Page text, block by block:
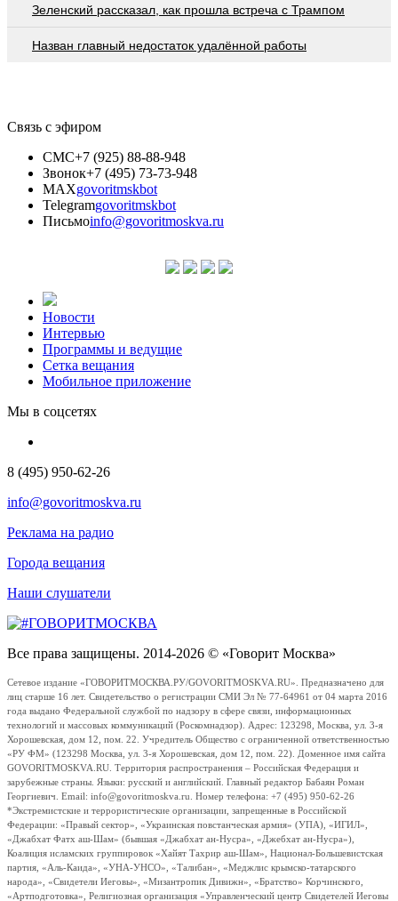
Зеленский рассказал, как прошла встреча с Трампом
Назван главный недостаток удалённой работы
Связь с эфиром
СМС+7 (925) 88-88-948
Звонок+7 (495) 73-73-948
MAXgovoritmskbot
Telegramgovoritmskbot
Письмоinfo@govoritmoskva.ru
Новости
Интервью
Программы и ведущие
Сетка вещания
Мобильное приложение
Мы в соцсетях
8 (495) 950-62-26
info@govoritmoskva.ru
Реклама на радио
Города вещания
Наши слушатели
Все права защищены. 2014-2026 © «Говорит Москва»
Сетевое издание «ГОВОРИТМОСКВА.РУ/GOVORITMOSKVA.RU». Предназначено для
лиц старше 16 лет. Свидетельство о регистрации СМИ Эл № 77-64961 от 04 марта 2016
года выдано Федеральной службой по надзору в сфере связи, информационных
технологий и массовых коммуникаций (Роскомнадзор). Адрес: 123298, Москва, ул. 3-я
Хорошевская, дом 12, пом. 22. Учредитель Общество с ограниченной ответственностью
«РУ ФМ» (123298 Москва, ул. 3-я Хорошевская, дом 12, пом. 22). Доменное имя сайта
GOVORITMOSKVA.RU. Территория распространения – Российская Федерация и
зарубежные страны. Языки: русский и английский. Главный редактор Бабаян Роман
Георгиевич. Email: info@govoritmoskva.ru. Номер телефона: +7 (495) 950-62-26
*Экстремистские и террористические организации, запрещенные в Российской
Федерации: «Правый сектор», «Украинская повстанческая армия» (УПА), «ИГИЛ»,
«Джабхат Фатх аш-Шам» (бывшая «Джабхат ан-Нусра», «Джебхат ан-Нусра»),
Коалиция исламских группировок «Хайят Тахрир аш-Шам», Национал-Большевистская
партия, «Аль-Каида», «УНА-УНСО», «Талибан», «Меджлис крымско-татарского
народа», «Свидетели Иеговы», «Мизантропик Дивижн», «Братство» Корчинского,
«Артподготовка», Религиозная организация «Управленческий центр Свидетелей Иеговы